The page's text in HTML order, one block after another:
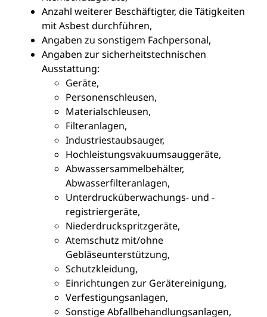
Anzahl weiterer Beschäftigter, die Tätigkeiten
mit Asbest durchführen,
Angaben zu sonstigem Fachpersonal,
Angaben zur sicherheitstechnischen
Ausstattung:
Geräte,
Personenschleusen,
Materialschleusen,
Filteranlagen,
Industriestaubsauger,
Hochleistungsvakuumsauggeräte,
Abwassersammelbehälter,
Abwasserfilteranlagen,
Unterdrucküberwachungs- und -
registriergeräte,
Niederdruckspritzgeräte,
Atemschutz mit/ohne
Gebläseunterstützung,
Schutzkleidung,
Einrichtungen zur Gerätereinigung,
Verfestigungsanlagen,
Sonstige Abfallbehandlungsanlagen,